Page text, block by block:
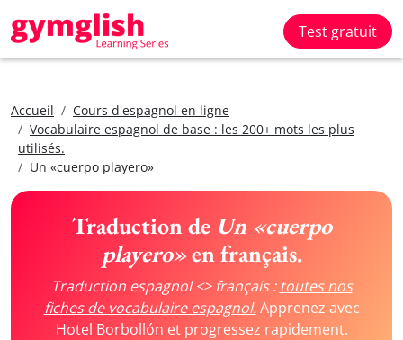
Test gratuit
Accueil
Cours d'espagnol en ligne
Vocabulaire espagnol de base : les 200+ mots les plus
utilisés.
Un «cuerpo playero»
Traduction de Un «cuerpo
playero»en français.
Traduction espagnol <> français : toutes nos
fiches de vocabulaire espagnol.Apprenez avec
Hotel Borbollón et progressez rapidement.